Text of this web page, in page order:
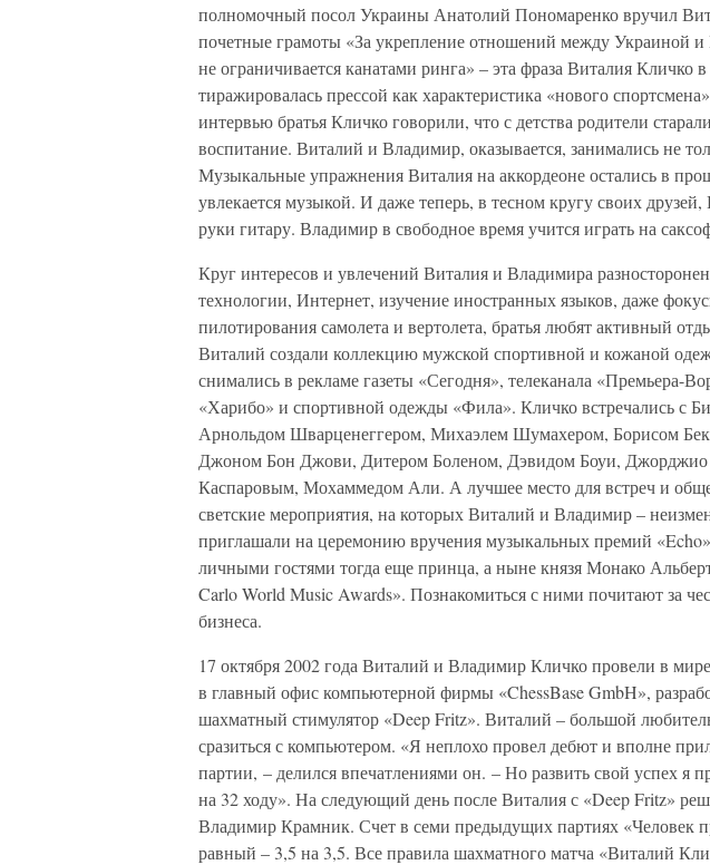
полномочный посол Украины Анатолий Пономаренко вручил
почетные грамоты «За укрепление отношений между Украиной
не ограничивается канатами ринга» – эта фраза Виталия Кличко
тиражировалась прессой как характеристика «нового
интервью братья Кличко говорили, что с детства родители
воспитание. Виталий и Владимир, оказывается, занимались не
Музыкальные упражнения Виталия на аккордеоне остались в
увлекается музыкой. И даже теперь, в тесном кругу своих
руки гитару. Владимир в свободное время учится играть на
Круг интересов и увлечений Виталия и Владимира
технологии, Интернет, изучение иностранных языков, даже
пилотирования самолета и вертолета, братья любят активный
Виталий создали коллекцию мужской спортивной и кожаной
снимались в рекламе газеты «Сегодня», телеканала «Премьера-
«Харибо» и спортивной одежды «Фила». Кличко встречались с
Арнольдом Шварценеггером, Михаэлем Шумахером, Борисом
Джоном Бон Джови, Дитером Боленом, Дэвидом Боуи,
Каспаровым, Мохаммедом Али. А лучшее место для встреч и
светские мероприятия, на которых Виталий и Владимир –
приглашали на церемонию вручения музыкальных премий
личными гостями тогда еще принца, а ныне князя Монако
Carlo World Music Awards». Познакомиться с ними почитают за
бизнеса.
17 октября 2002 года Виталий и Владимир Кличко провели в
в главный офис компьютерной фирмы «ChessBase GmbH»,
шахматный стимулятор «Deep Fritz». Виталий – большой
сразиться с компьютером. «Я неплохо провел дебют и вполне
партии, – делился впечатлениями он. – Но развить свой успех я
на 32 ходу». На следующий день после Виталия с «Deep Fritz»
Владимир Крамник. Счет в семи предыдущих партиях
равный – 3,5 на 3,5. Все правила шахматного матча «Виталий